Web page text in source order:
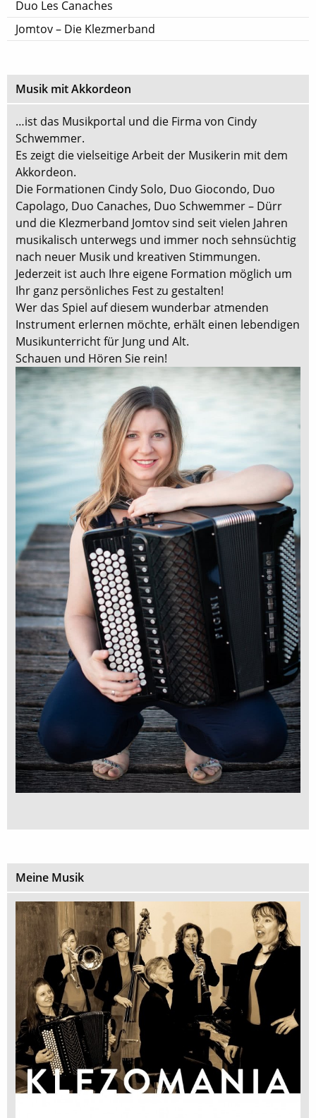
Duo Les Canaches
Jomtov – Die Klezmerband
Musik mit Akkordeon
…ist das Musikportal und die Firma von Cindy
Schwemmer.
Es zeigt die vielseitige Arbeit der Musikerin mit dem
Akkordeon.
Die Formationen Cindy Solo, Duo Giocondo, Duo
Capolago, Duo Canaches, Duo Schwemmer – Dürr
und die Klezmerband Jomtov sind seit vielen Jahren
musikalisch unterwegs und immer noch sehnsüchtig
nach neuer Musik und kreativen Stimmungen.
Jederzeit ist auch Ihre eigene Formation möglich um
Ihr ganz persönliches Fest zu gestalten!
Wer das Spiel auf diesem wunderbar atmenden
Instrument erlernen möchte, erhält einen lebendigen
Musikunterricht für Jung und Alt.
Schauen und Hören Sie rein!
Meine Musik